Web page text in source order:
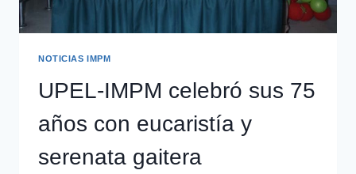
NOTICIAS IMPM
UPEL-IMPM celebró sus 75
años con eucaristía y
serenata gaitera